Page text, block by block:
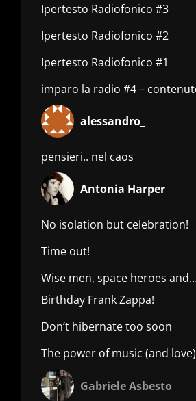
Ipertesto Radiofonico #3
Ipertesto Radiofonico #2
Ipertesto Radiofonico #1
imparo la radio #4 –
alessandro_
pensieri.. nel caos
Antonia Harper
No isolation but celebration!
Time out!
Wise men, space heroes
Birthday Frank Zappa!
Don’t hibernate too soon
The power of music (and love)
Gabriele Asbesto